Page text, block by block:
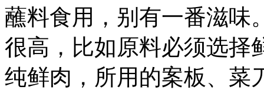
蘸料食用，别有一番滋味
很高，比如原料必须选择
纯鲜肉，所用的案板、菜